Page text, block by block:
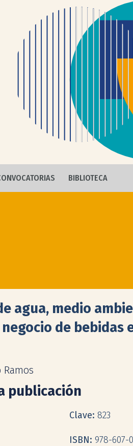
BIBLIOTECA
agua, medio
de bebidas
Ramos
publicación
Clave:823
ISBN: 978-607-